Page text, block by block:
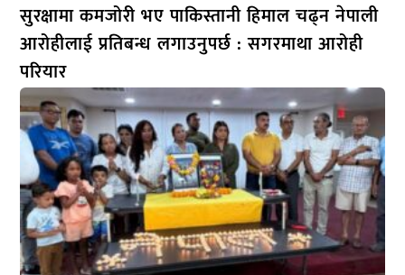
सुरक्षामा कमजोरी भए पाकिस्तानी हिमाल चढ्न नेपाली
आरोहीलाई प्रतिबन्ध लगाउनुपर्छ : सगरमाथा आरोही
परियार